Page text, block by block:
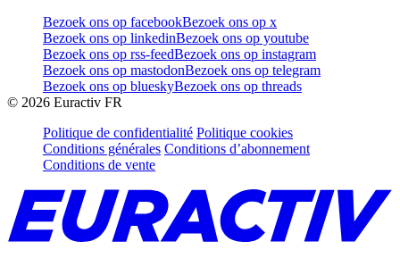
Bezoek ons op facebookBezoek ons op x
Bezoek ons op linkedinBezoek ons op youtube
Bezoek ons op rss-feedBezoek ons op instagram
Bezoek ons op mastodonBezoek ons op telegram
Bezoek ons op blueskyBezoek ons op threads
© 2026 Euractiv FR
Politique de confidentialité Politique cookies
Conditions générales Conditions d’abonnement
Conditions de vente